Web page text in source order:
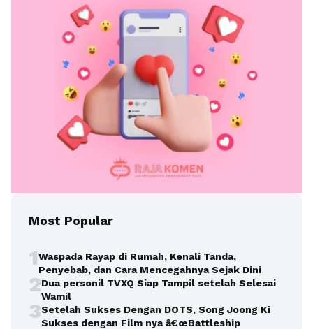
Most Popular
1Waspada Rayap di Rumah, Kenali Tanda,
Penyebab, dan Cara Mencegahnya Sejak Dini
2Dua personil TVXQ Siap Tampil setelah Selesai
Wamil
3Setelah Sukses Dengan DOTS, Song Joong Ki
Sukses dengan Film nya â€œBattleship